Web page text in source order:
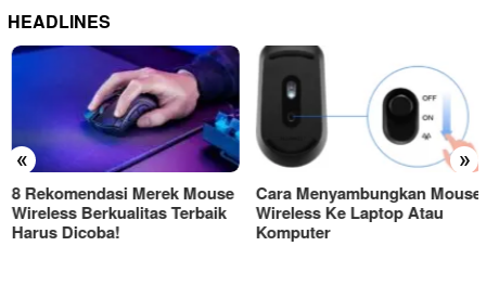
HEADLINES
« »
8 Rekomendasi Merek Mouse
Wireless Berkualitas Terbaik
Harus Dicoba!
Cara Menyambungkan Mouse
Wireless Ke Laptop Atau
Komputer